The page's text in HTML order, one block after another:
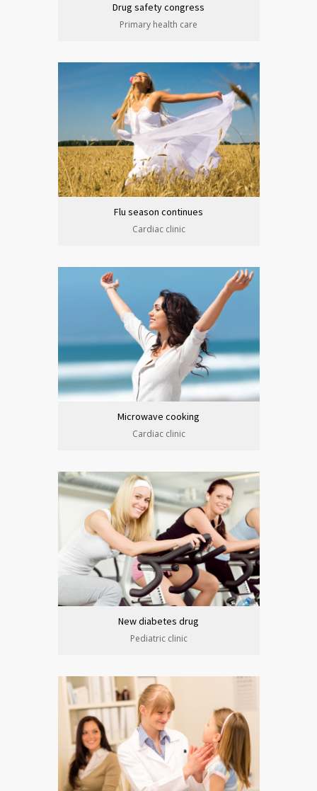
Drug safety congress
Primary health care
Flu season continues
Cardiac clinic
Microwave cooking
Cardiac clinic
New diabetes drug
Pediatric clinic